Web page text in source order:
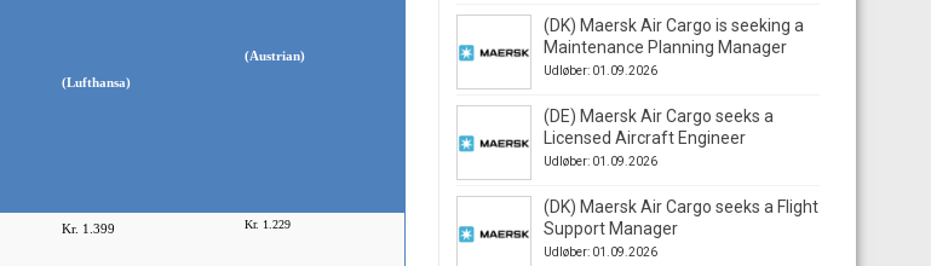
(Lufthansa)
(Austrian)
Kr. 1.399 Kr. 1.229
(DK) Maersk Air Cargo is seeking a
Maintenance Planning Manager
Udløber: 01.09.2026
(DE) Maersk Air Cargo seeks a
Licensed Aircraft Engineer
Udløber: 01.09.2026
(DK) Maersk Air Cargo seeks a Flight
Support Manager
Udløber: 01.09.2026